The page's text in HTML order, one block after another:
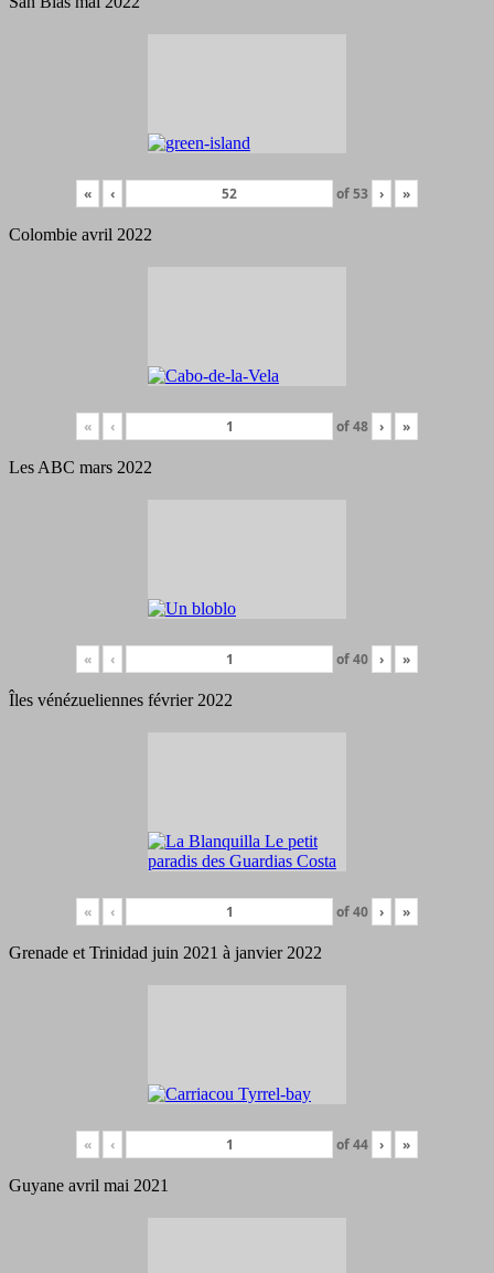
« ‹ of53 › »
Colombie avril 2022
« ‹ of48 › »
Les ABC mars 2022
« ‹ of40 › »
Îles vénézueliennes février 2022
« ‹ of40 › »
Grenade et Trinidad juin 2021 à janvier 2022
« ‹ of44 › »
Guyane avril mai 2021